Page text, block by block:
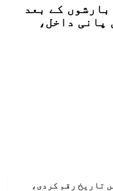
بارشوں کے بعد
پانی داخل،
تاریخ رقم کردی،